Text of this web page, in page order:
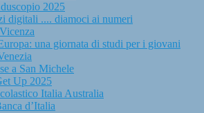
2025
digitali .... diamoci ai numeri
una giornata di studi per i giovani
a San Michele
Up 2025
Italia Australia
d’Italia